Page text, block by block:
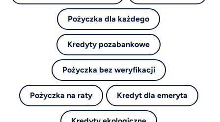
Pożyczka dla każdego
Kredyty pozabankowe
Pożyczka bez weryfikacji
Pożyczka na raty Kredyt dla emeryta